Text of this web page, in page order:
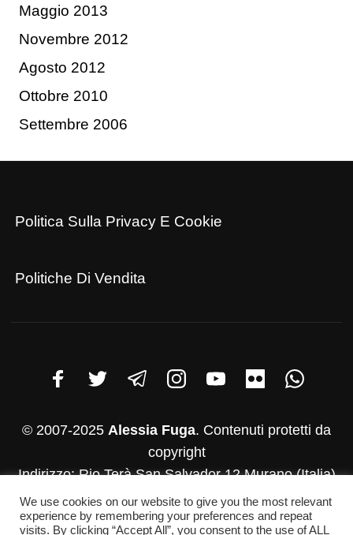
Maggio 2013
Novembre 2012
Agosto 2012
Ottobre 2010
Settembre 2006
Politica Sulla Privacy E Cookie
Politiche Di Vendita
© 2007-2025 Alessia Fuga. Contenuti protetti da
copyright
Indirizzo: Rio Terà San Salvador 12 Murano (Italia)
P.iva: 03782830271
Whatsapp:+39 346-952-4500
We use cookies on our website to give you the most relevant
experience by remembering your preferences and repeat
visits. By clicking “Accept All”, you consent to the use of ALL